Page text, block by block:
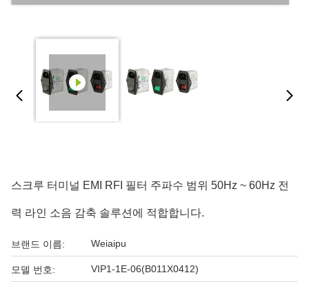
스크루 터미널 EMI RFI 필터 주파수 범위 50Hz ~ 60Hz 전
력 라인 소음 감축 솔루션에 적합합니다.
브랜드 이름: Weiaipu
모델 번호: VIP1-1E-06(B011X0412)